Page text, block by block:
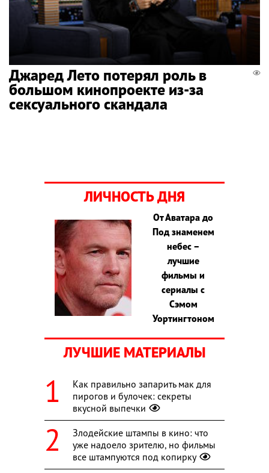
Джаред Лето потерял роль в
большом кинопроекте из-за
сексуального скандала
ЛИЧНОСТЬ ДНЯ
От Аватара до
Под знаменем
небес –
лучшие
фильмы и
сериалы с
Сэмом
Уортингтоном
ЛУЧШИЕ МАТЕРИАЛЫ
Как правильно запарить мак для
пирогов и булочек: секреты
вкусной выпечки
Злодейские штампы в кино: что
уже надоело зрителю, но фильмы
все штампуются под копирку